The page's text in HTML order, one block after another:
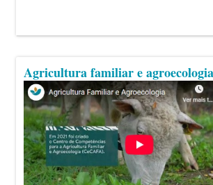
Agricultura familiar e agroecologia